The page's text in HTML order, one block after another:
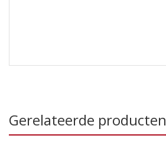
Gerelateerde producten